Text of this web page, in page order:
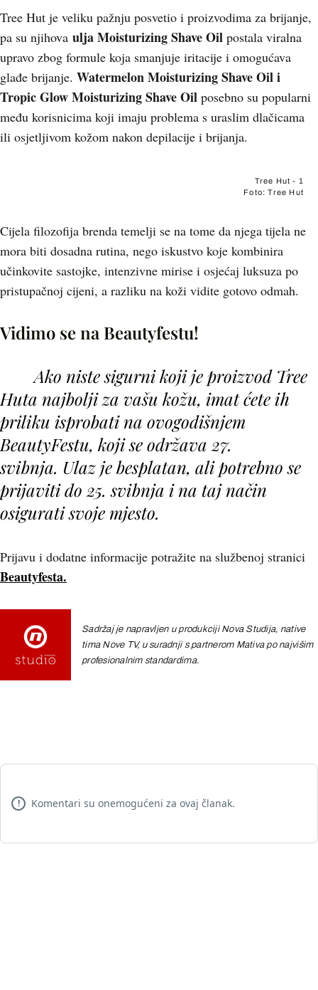
Tree Hut je veliku pažnju posvetio i proizvodima za brijanje,
pa su njihova uljaMoisturizing Shave Oil postala viralna
upravo zbog formule koja smanjuje iritacije i omogućava
glađe brijanje. Watermelon Moisturizing Shave Oil i
Tropic Glow Moisturizing Shave Oil posebno su popularni
među korisnicima koji imaju problema s uraslim dlačicama
ili osjetljivom kožom nakon depilacije i brijanja.
Tree Hut - 1
Foto: Tree Hut
Cijela filozofija brenda temelji se na tome da njega tijela ne
mora biti dosadna rutina, nego iskustvo koje kombinira
učinkovite sastojke, intenzivne mirise i osjećaj luksuza po
pristupačnoj cijeni, a razliku na koži vidite gotovo odmah.
Vidimo se na Beautyfestu!
Ako niste sigurni koji je proizvod Tree
Huta najbolji za vašu kožu, imat ćete ih
priliku isprobati na ovogodišnjem
BeautyFestu, koji se održava 27.
svibnja. Ulaz je besplatan, ali potrebno se
prijaviti do 25. svibnja i na taj način
osigurati svoje mjesto.
Prijavu i dodatne informacije potražite na službenoj stranici
Beautyfesta.
Sadržaj je napravljen u produkciji Nova Studija, native
tima Nove TV, u suradnji s partnerom Mativa po najvišim
profesionalnim standardima.
! Komentari su onemogućeni za ovaj članak.